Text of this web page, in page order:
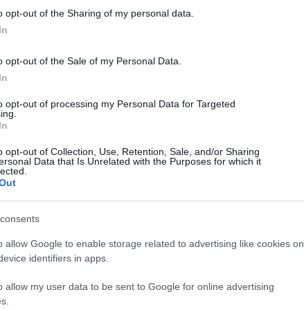
opt-out of the Sharing of my personal data.
opt-out of the Sale of my Personal Data.
opt-out of processing my Personal Data for Targeted
opt-out of Collection, Use, Retention, Sale, and/or Sharing
Data that Is Unrelated with the Purposes for which it
allow Google to enable storage related to advertising like cookies on
identifiers in apps.
allow my user data to be sent to Google for online advertising
én a 43. Lidl Balaton-átúszást – közölték a
siófoki obszervatóriumának előrejelzései
Rendőrkapitán...
legyőzve döntős a férfi
a hölgyek után
19-18-ra legyőzte az olimpiai bajnok bajnok
világbajnokság keddi elődöntőjében. A magyarok
már öt góll...
nyert először Bereczki,
ben